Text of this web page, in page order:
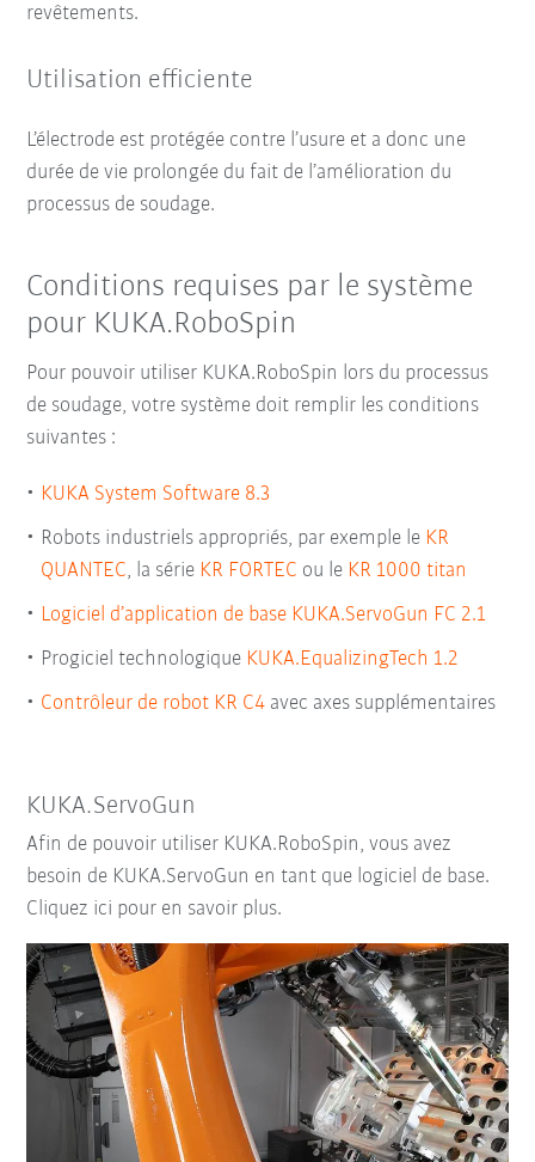
revêtements.
Utilisation efficiente
L’électrode est protégée contre l’usure et a donc une
durée de vie prolongée du fait de l’amélioration du
processus de soudage.
Conditions requises par le système
pour KUKA.RoboSpin
Pour pouvoir utiliser KUKA.RoboSpin lors du processus
de soudage, votre système doit remplir les conditions
suivantes :
KUKA System Software 8.3
Robots industriels appropriés, par exemple le KR
QUANTEC, la série KR FORTEC ou le KR 1000 titan
Logiciel d’application de base KUKA.ServoGun FC 2.1
Progiciel technologique KUKA.EqualizingTech 1.2
Contrôleur de robot KR C4 avec axes supplémentaires
KUKA.ServoGun
Afin de pouvoir utiliser KUKA.RoboSpin, vous avez
besoin de KUKA.ServoGun en tant que logiciel de base.
Cliquez ici pour en savoir plus.